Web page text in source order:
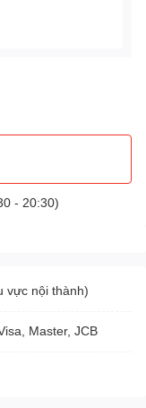
- 20:30)
vực nội thành)
Master, JCB